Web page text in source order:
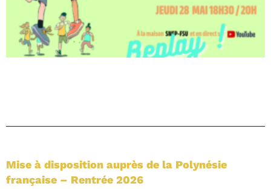
Mise à disposition auprès de la Polynésie
française – Rentrée 2026